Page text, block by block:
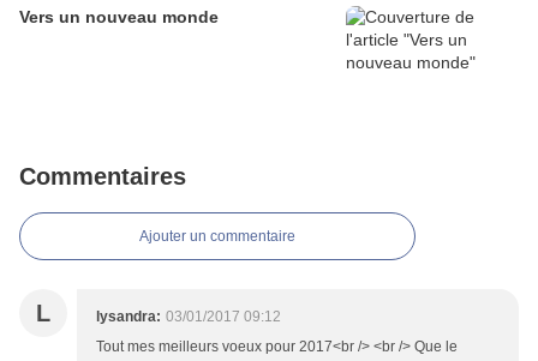
Vers un nouveau monde
Commentaires
Ajouter un commentaire
L lysandra: 03/01/2017 09:12
Tout mes meilleurs voeux pour 2017<br /> <br /> Que le